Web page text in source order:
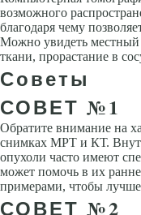
возможного
благодаря чему
Можно увидеть местный
ткани, прорастание в
Советы
СОВЕТ №1
Обратите внимание на
снимках МРТ и КТ.
опухоли часто имеют
может помочь в их
примерами, чтобы
СОВЕТ №2